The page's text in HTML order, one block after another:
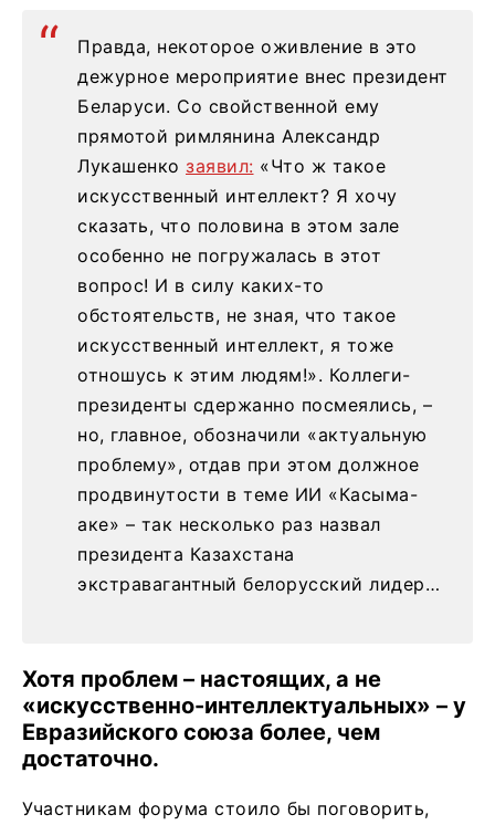
Правда, некоторое оживление в это
дежурное мероприятие внес президент
Беларуси. Со свойственной ему
прямотой римлянина Александр
Лукашенко заявил: «Что ж такое
искусственный интеллект? Я хочу
сказать, что половина в этом зале
особенно не погружалась в этот
вопрос! И в силу каких-то
обстоятельств, не зная, что такое
искусственный интеллект, я тоже
отношусь к этим людям!». Коллеги-
президенты сдержанно посмеялись, –
но, главное, обозначили «актуальную
проблему», отдав при этом должное
продвинутости в теме ИИ «Касыма-
аке» – так несколько раз назвал
президента Казахстана
экстравагантный белорусский лидер…
Хотя проблем – настоящих, а не
«искусственно-интеллектуальных» – у
Евразийского союза более, чем
достаточно.
Участникам форума стоило бы поговорить,